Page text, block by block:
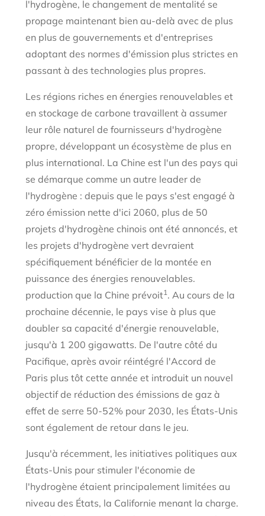
l'hydrogène, le changement de mentalité se
propage maintenant bien au-delà avec de plus
en plus de gouvernements et d'entreprises
adoptant des normes d'émission plus strictes en
passant à des technologies plus propres.
Les régions riches en énergies renouvelables et
en stockage de carbone travaillent à assumer
leur rôle naturel de fournisseurs d'hydrogène
propre, développant un écosystème de plus en
plus international. La Chine est l'un des pays qui
se démarque comme un autre leader de
l'hydrogène : depuis que le pays s'est engagé à
zéro émission nette d'ici 2060, plus de 50
projets d'hydrogène chinois ont été annoncés, et
les projets d'hydrogène vert devraient
spécifiquement bénéficier de la montée en
puissance des énergies renouvelables.
production que la Chine prévoit1. Au cours de la
prochaine décennie, le pays vise à plus que
doubler sa capacité d'énergie renouvelable,
jusqu'à 1 200 gigawatts. De l'autre côté du
Pacifique, après avoir réintégré l'Accord de
Paris plus tôt cette année et introduit un nouvel
objectif de réduction des émissions de gaz à
effet de serre 50-52% pour 2030, les États-Unis
sont également de retour dans le jeu.
Jusqu'à récemment, les initiatives politiques aux
États-Unis pour stimuler l'économie de
l'hydrogène étaient principalement limitées au
niveau des États, la Californie menant la charge.